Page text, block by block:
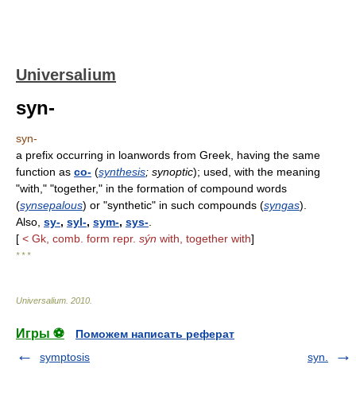
Universalium
syn-
syn-
a prefix occurring in loanwords from Greek, having the same
function as co- (synthesis; synoptic); used, with the meaning
"with," "together," in the formation of compound words
(synsepalous) or "synthetic" in such compounds (syngas).
Also, sy-, syl-, sym-, sys-
[ < Gk, comb. form repr. sýn with, together with]
* * *
Universalium 2010
Игры ⚽
Поможем написать реферат
symptosis
syn.